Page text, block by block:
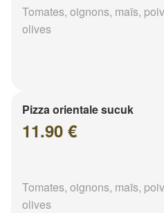
Tomates, oignons, maïs,
olives
Pizza orientale sucuk
11.90 €
Tomates, oignons, maïs,
olives